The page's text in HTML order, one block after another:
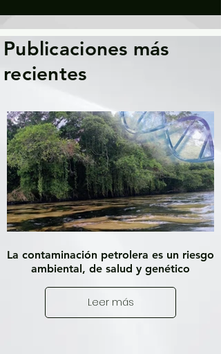
Publicaciones más
recientes
La contaminación petrolera es un riesgo
ambiental, de salud y genético
Leer más